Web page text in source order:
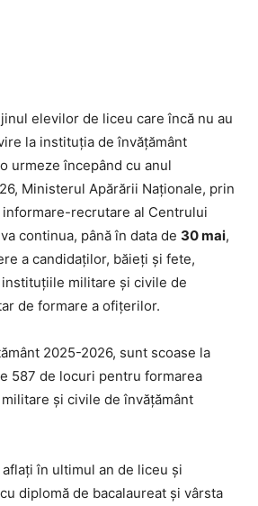
elevilor de liceu care încă nu au
la instituția de învățământ
urmeze începând cu anul
Ministerul Apărării Naționale, prin
recrutare al Centrului
continua, până în data de 30 mai,
a candidaților, băieți și fete,
militare și civile de
de formare a ofițerilor.
2025-2026, sunt scoase la
587 de locuri pentru formarea
și civile de învățământ
în ultimul an de liceu şi
diplomă de bacalaureat şi vârsta